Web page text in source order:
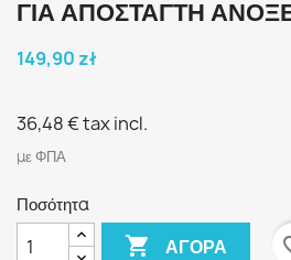
ΓΙΑ ΑΠΟΣΤΑΓΤΗ
149,90 zł
36,48 €tax incl.
με ΦΠΑ
Ποσότητα
 ΑΓΟΡΆ